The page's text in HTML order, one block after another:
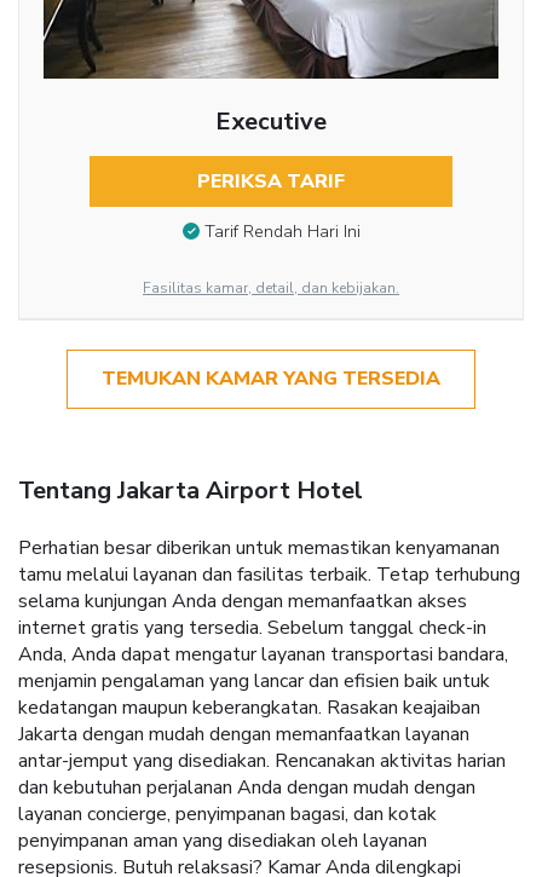
Executive
PERIKSA TARIF
Tarif Rendah Hari Ini
Fasilitas kamar, detail, dan kebijakan.
TEMUKAN KAMAR YANG TERSEDIA
Tentang Jakarta Airport Hotel
Perhatian besar diberikan untuk memastikan kenyamanan
tamu melalui layanan dan fasilitas terbaik. Tetap terhubung
selama kunjungan Anda dengan memanfaatkan akses
internet gratis yang tersedia. Sebelum tanggal check-in
Anda, Anda dapat mengatur layanan transportasi bandara,
menjamin pengalaman yang lancar dan efisien baik untuk
kedatangan maupun keberangkatan. Rasakan keajaiban
Jakarta dengan mudah dengan memanfaatkan layanan
antar-jemput yang disediakan. Rencanakan aktivitas harian
dan kebutuhan perjalanan Anda dengan mudah dengan
layanan concierge, penyimpanan bagasi, dan kotak
penyimpanan aman yang disediakan oleh layanan
resepsionis. Butuh relaksasi? Kamar Anda dilengkapi